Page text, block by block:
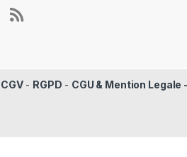
CGV- RGPD - CGU & Mention Legale